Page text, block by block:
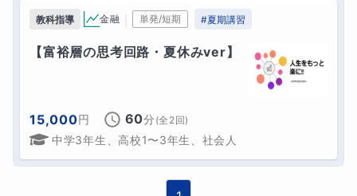
教科指導 金融 単発/短期 #夏期講習
【富裕層の思考回路・夏休みver】
15,000円 60分 (全 2回)
中学3年生、高校1〜3年生、社会人